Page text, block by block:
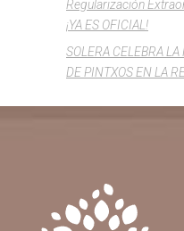
Regularización
¡YA ES OFICIAL!
SOLERA CELEBRA
DE PINTXOS EN LA